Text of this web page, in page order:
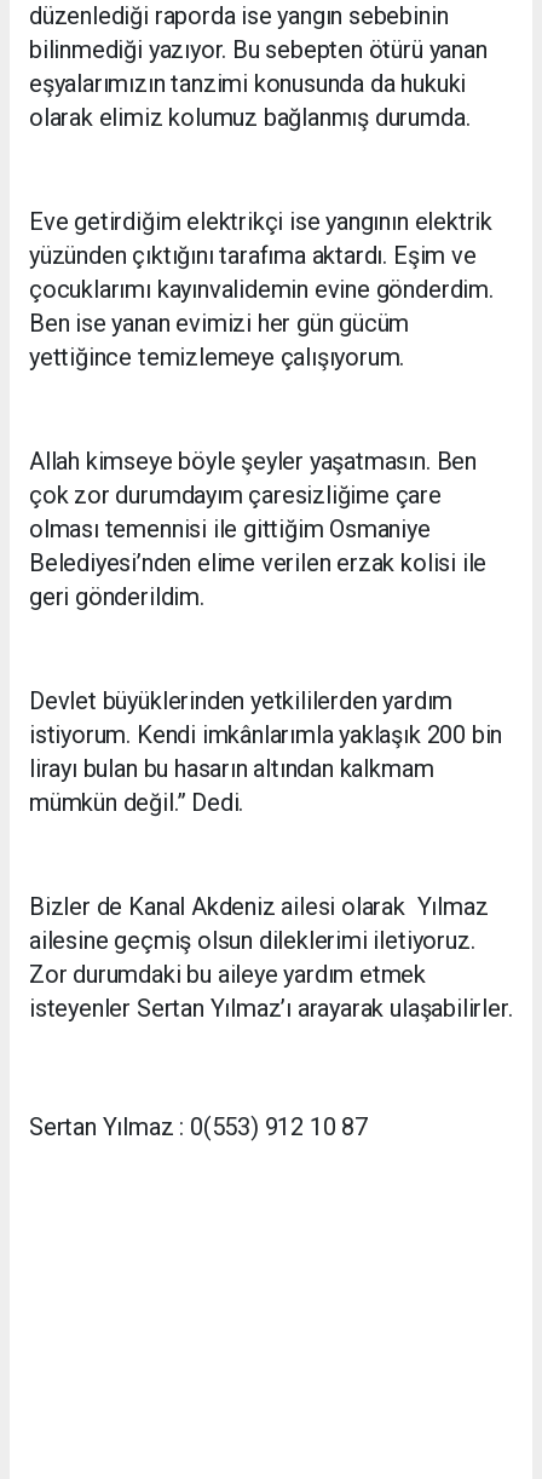
düzenlediği raporda ise yangın sebebinin
bilinmediği yazıyor. Bu sebepten ötürü yanan
eşyalarımızın tanzimi konusunda da hukuki
olarak elimiz kolumuz bağlanmış durumda.
Eve getirdiğim elektrikçi ise yangının elektrik
yüzünden çıktığını tarafıma aktardı. Eşim ve
çocuklarımı kayınvalidemin evine gönderdim.
Ben ise yanan evimizi her gün gücüm
yettiğince temizlemeye çalışıyorum.
Allah kimseye böyle şeyler yaşatmasın. Ben
çok zor durumdayım çaresizliğime çare
olması temennisi ile gittiğim Osmaniye
Belediyesi’nden elime verilen erzak kolisi ile
geri gönderildim.
Devlet büyüklerinden yetkililerden yardım
istiyorum. Kendi imkânlarımla yaklaşık 200 bin
lirayı bulan bu hasarın altından kalkmam
mümkün değil.” Dedi.
Bizler de Kanal Akdeniz ailesi olarak Yılmaz
ailesine geçmiş olsun dileklerimi iletiyoruz.
Zor durumdaki bu aileye yardım etmek
isteyenler Sertan Yılmaz’ı arayarak ulaşabilirler.
Sertan Yılmaz : 0(553) 912 10 87